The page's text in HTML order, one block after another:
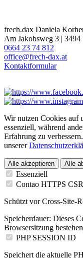
frech.dax Daniela
Am Jakobsweg 3 |
0664 23 74 812
office@frech-dax.at
Kontaktformular
Wir nutzen Cookies auf
essenziell, während
Erfahrung zu
unserer
Alle akzeptieren Alle
Essenziell
Contao HTTPS
Schützt vor Cross-Site-
Speicherdauer: Dieses
Browsersitzung
PHP SESSION ID
Speichert die aktuelle